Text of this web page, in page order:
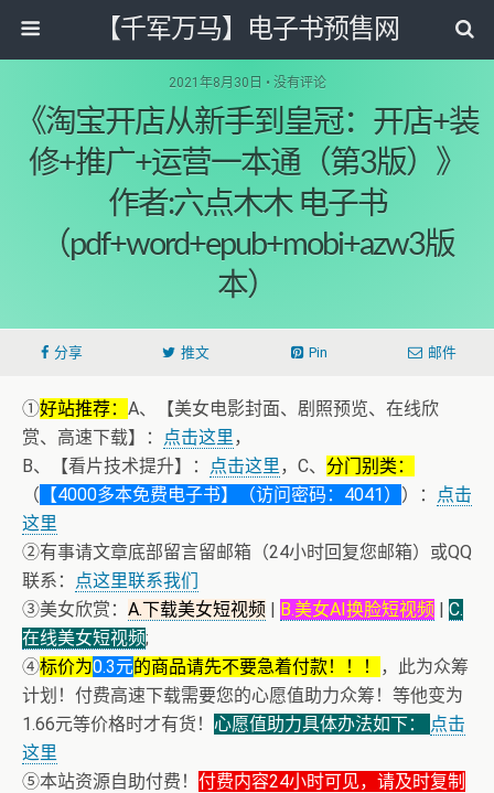
【千军万马】电子书预售网
2021年8月30日 • 没有评论
《淘宝开店从新手到皇冠：开店+装
修+推广+运营一本通（第3版）》
作者:六点木木 电子书
（pdf+word+epub+mobi+azw3版
本）
分享 推文 Pin 邮件
①好站推荐： A、【美女电影封面、剧照预览、在线欣
赏、高速下载】：
点击这里，
B、【看片技术提升】：
点击这里，C、 分门别类：
（ 【4000多本免费电子书】（访问密码：4041） ）：
点击
这里
②有事请文章底部留言留邮箱（24小时回复您邮箱）或QQ
联系：
点这里联系我们
③美女欣赏： A.下载美女短视频 | B.美女AI换脸短视频 | C.
在线美女短视频;
④标价为0.3元的商品请先不要急着付款！！！
，此为众筹
计划！付费高速下载需要您的心愿值助力众筹！等他变为
1.66元等价格时才有货！ 心愿值助力具体办法如下：
点击
这里
⑤本站资源自助付费！ 付费内容24小时可见，请及时复制